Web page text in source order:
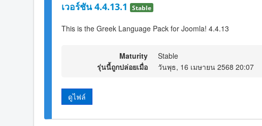
เวอร์ชัน 4.4.13.1 Stable
This is the Greek Language Pack for Joomla! 4.4.13
Maturity
Stable
รุ่นนี้ถูกปล่อยเมื่อ
วันพุธ, 16 เมษายน 2568 20:07
ดูไฟล์